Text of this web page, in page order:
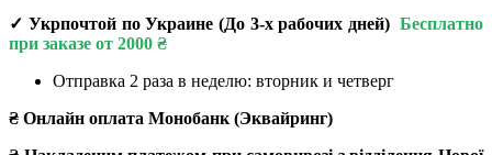
✓ Укрпочтой по Украине (До 3-х рабочих дней) Бесплатно
при заказе от 2000 ₴
Отправка 2 раза в неделю: вторник и четверг
₴ Онлайн оплата Монобанк (Эквайринг)